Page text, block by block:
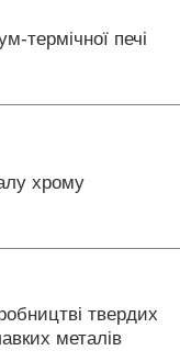
термічної печі
хрому
твердих
металів